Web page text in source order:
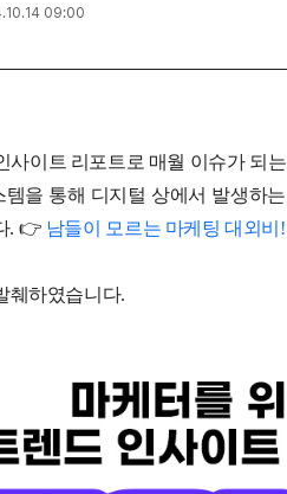
09:00
사이트 리포트로 매월 이슈가 되는
템을 통해 디지털 상에서 발생하는
. 👉 남들이 모르는 마케팅 대외비 !
췌하였습니다.